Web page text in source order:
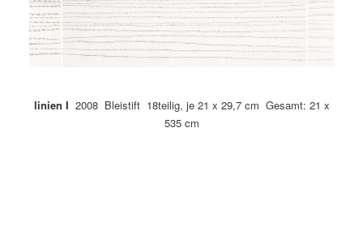
linien I 2008 Bleistift 18teilig, je 21 x 29,7 cm Gesamt: 21 x
535 cm